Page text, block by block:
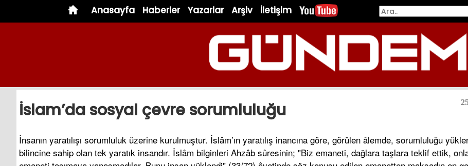
Anasayfa Haberler Yazarlar Arşiv İletişim
İslam’da sosyal çevre sorumluluğu
İnsanın yaratılışı sorumluluk üzerine kurulmuştur. İslâm’ın yaratılış inancına göre, görülen âlemde, sorumluluğu
bilincine sahip olan tek yaratık insandır. İslâm bilginleri Ahzâb sûresinin; "Biz emaneti, dağlara taşlara teklif ettik,